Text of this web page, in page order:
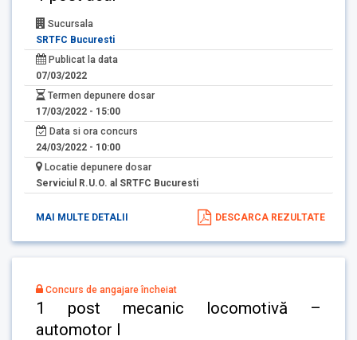
Sucursala
SRTFC Bucuresti
Publicat la data
07/03/2022
Termen depunere dosar
17/03/2022 - 15:00
Data si ora concurs
24/03/2022 - 10:00
Locatie depunere dosar
Serviciul R.U.O. al SRTFC Bucuresti
MAI MULTE DETALII DESCARCA REZULTATE
Concurs de angajare încheiat
1 post mecanic locomotivă –
automotor I